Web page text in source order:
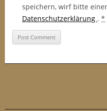
speichern, wirf bitte
Datenschutzerklärung . *